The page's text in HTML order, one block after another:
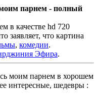
парнем - полный
качестве hd 720
заявляет, что картина
, комедии.
Эфира.
моим парнем в хорошем
интересные, шедевры :